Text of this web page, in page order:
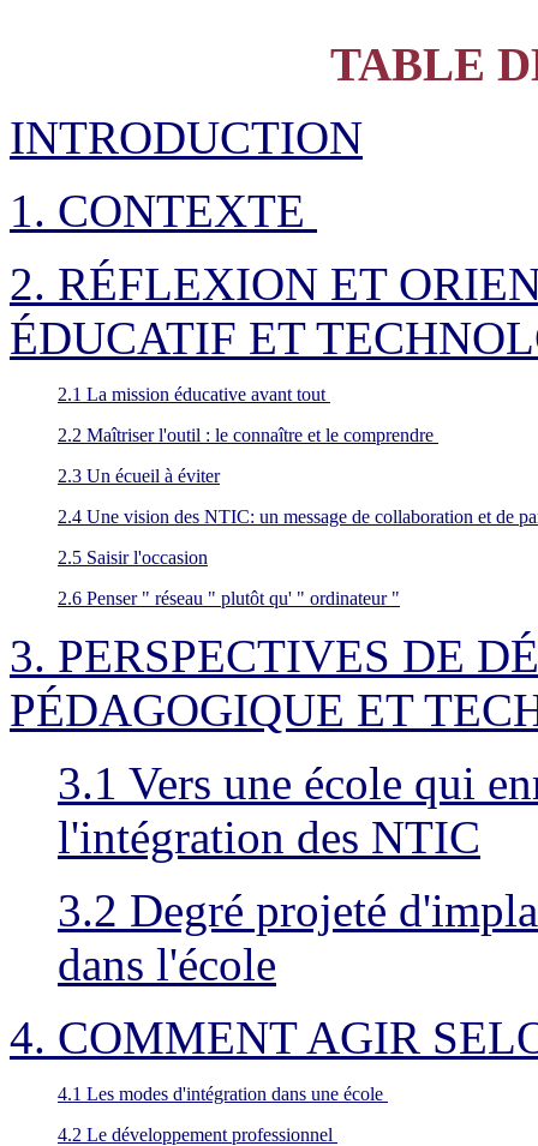
TABLE
INTRODUCTION
1. CONTEXTE
2. RÉFLEXION ET
ÉDUCATIF ET
2.1 La mission éducative avant tout
2.2 Maîtriser l'outil : le connaître et le comprendre
2.3 Un écueil à éviter
2.4 Une vision des NTIC: un message de collaboration et de
2.5 Saisir l'occasion
2.6 Penser " réseau " plutôt qu' " ordinateur "
3. PERSPECTIVES DE
PÉDAGOGIQUE ET
3.1 Vers une école qui
l'intégration des NTIC
3.2 Degré projeté
dans l'école
4. COMMENT AGIR
4.1 Les modes d'intégration dans une école
4.2 Le développement professionnel